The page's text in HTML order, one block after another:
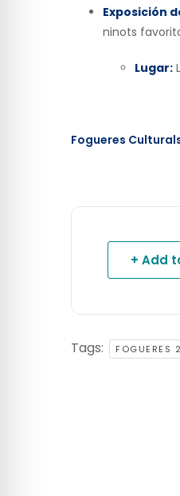
Exposición
ninots
Lugar:
Fogueres
+ Add
Tags: FOGUERES